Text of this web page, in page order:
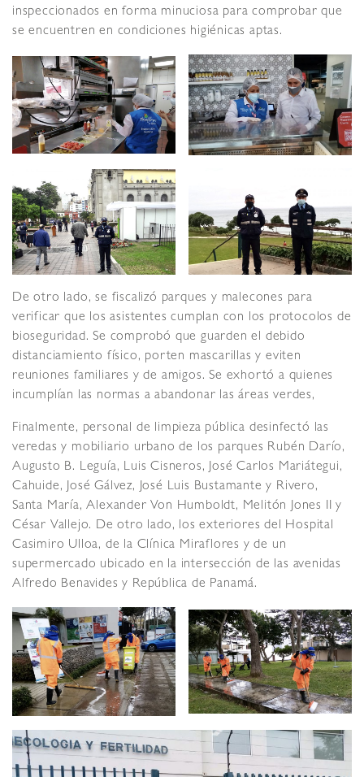
inspeccionados en forma minuciosa para comprobar que
se encuentren en condiciones higiénicas aptas.
De otro lado, se fiscalizó parques y malecones para
verificar que los asistentes cumplan con los protocolos de
bioseguridad. Se comprobó que guarden el debido
distanciamiento físico, porten mascarillas y eviten
reuniones familiares y de amigos. Se exhortó a quienes
incumplían las normas a abandonar las áreas verdes,
Finalmente, personal de limpieza pública desinfectó las
veredas y mobiliario urbano de los parques Rubén Darío,
Augusto B. Leguía, Luis Cisneros, José Carlos Mariátegui,
Cahuide, José Gálvez, José Luis Bustamante y Rivero,
Santa María, Alexander Von Humboldt, Melitón Jones II y
César Vallejo. De otro lado, los exteriores del Hospital
Casimiro Ulloa, de la Clínica Miraflores y de un
supermercado ubicado en la intersección de las avenidas
Alfredo Benavides y República de Panamá.